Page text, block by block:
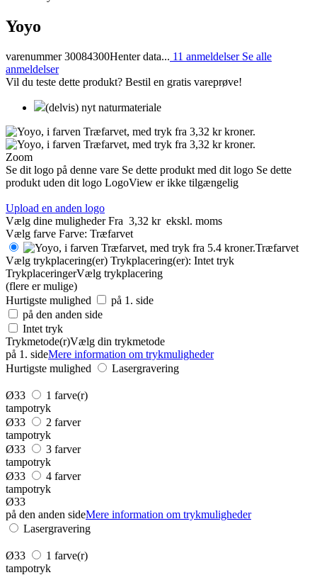
Yoyo
varenummer 30084300Henter data... 11 anmeldelser Se alle
anmeldelser
Vil du teste dette produkt? Bestil en gratis vareprøve!
(delvis) nyt naturmateriale
Zoom
Se dit logo på denne vare Se dette produkt med dit logo Se dette
produkt uden dit logo LogoView er ikke tilgængelig
Upload en anden logo
Vælg dine muligheder Fra 3,32 kr ekskl. moms
Vælg farve Farve: Træfarvet
Træfarvet
Vælg trykplacering(er) Trykplacering(er): Intet tryk
TrykplaceringerVælg trykplacering
(flere er mulige)
Hurtigste mulighed
på 1. side
på den anden side
Intet tryk
Trykmetode(r)Vælg din trykmetode
på 1. sideMere information om trykmuligheder
Hurtigste mulighed
Lasergravering
Ø33
1 farve(r)
tampotryk
Ø33
2 farver
tampotryk
Ø33
3 farver
tampotryk
Ø33
4 farver
tampotryk
Ø33
på den anden sideMere information om trykmuligheder
Lasergravering
Ø33
1 farve(r)
tampotryk